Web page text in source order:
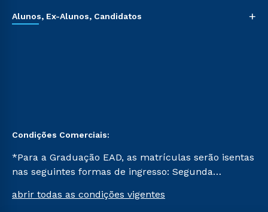
Alunos, Ex-Alunos, Candidatos +
Condições Comerciais:
*Para a Graduação EAD, as matrículas serão isentas
nas seguintes formas de ingresso: Segunda
Já para as demais, a taxa de matrícula será de R$
abrir todas as condições vigentes